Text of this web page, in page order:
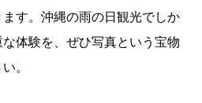
す。沖縄の雨の日観光でしか
体験を、ぜひ写真という宝物
。